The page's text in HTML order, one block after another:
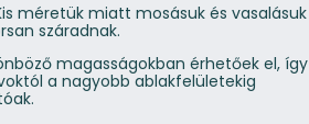
méretük miatt mosásuk és vasalásuk
száradnak.
magasságokban érhetőek el, így
a nagyobb ablakfelületekig